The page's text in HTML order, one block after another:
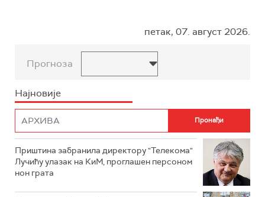
петак, 07. август 2026.
Прогноза
Најновије
Приштина забранила директору "Телекома"
Лучићу улазак на КиМ, проглашен персоном
нон грата